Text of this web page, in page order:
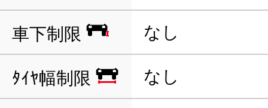
車下制限 なし
ﾀｲﾔ幅制限 なし